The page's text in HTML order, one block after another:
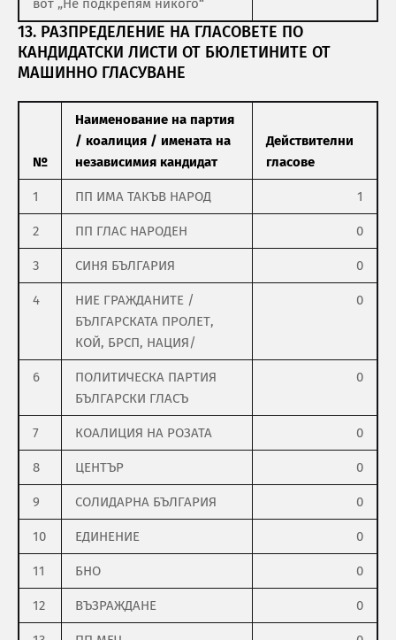
вот „Не подкрепям никого“
13. РАЗПРЕДЕЛЕНИЕ НА ГЛАСОВЕТЕ ПО
КАНДИДАТСКИ ЛИСТИ ОТ БЮЛЕТИНИТЕ ОТ
МАШИННО ГЛАСУВАНЕ
№
Наименование на партия
/ коалиция / имената на
независимия кандидат
Действителни
гласове
1 ПП ИМА ТАКЪВ НАРОД 1
2 ПП ГЛАС НАРОДЕН 0
3 СИНЯ БЪЛГАРИЯ 0
4
НИЕ ГРАЖДАНИТЕ /
БЪЛГАРСКАТА ПРОЛЕТ,
КОЙ, БРСП, НАЦИЯ/
0
6
ПОЛИТИЧЕСКА ПАРТИЯ
БЪЛГАРСКИ ГЛАСЪ
0
7 КОАЛИЦИЯ НА РОЗАТА 0
8 ЦЕНТЪР 0
9 СОЛИДАРНА БЪЛГАРИЯ 0
10 ЕДИНЕНИЕ 0
11 БНО 0
12 ВЪЗРАЖДАНЕ 0